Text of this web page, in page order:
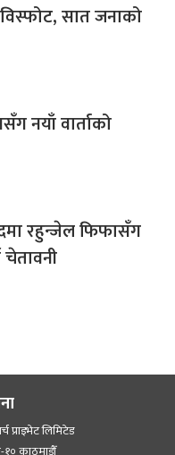
सात जनाको
नयाँ वार्ताको
रहुन्जेल फिफासँग
प्राइभेट लिमिटेड